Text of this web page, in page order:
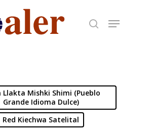
Llakta Mishki Shimi (Pueblo
Grande Idioma Dulce)
Red Kiechwa Satelital